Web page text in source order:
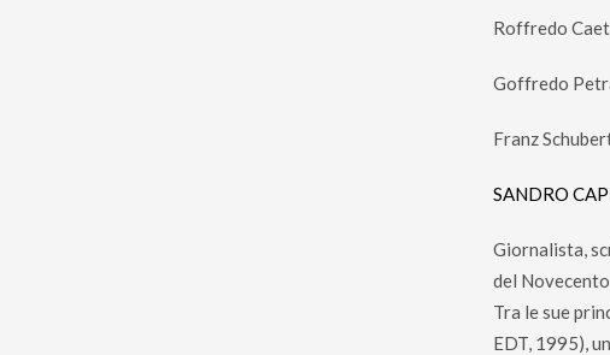
Roffredo
Goffredo
Franz
SANDRO
Giornalista,
del
Tra le sue
EDT, 1995),